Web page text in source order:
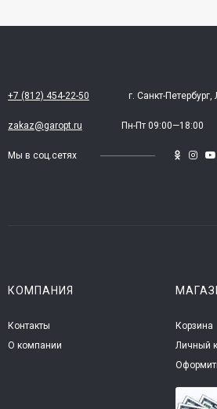
+7 (812) 454-22-50 г. Санкт-
zakaz@garopt.ru Пн-Пт 09:00—18:00
Мы в соц.сетях
КОМПАНИЯ
Контакты
О компании
Корзина
Личный